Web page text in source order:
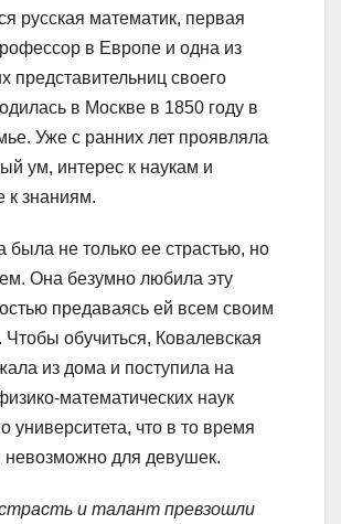
русская математик, первая
в Европе и одна из
представительниц своего
в Москве в 1850 году в
Уже с ранних лет проявляла
ум, интерес к наукам и
к знаниям.
была не только ее страстью, но
Она безумно любила эту
предаваясь ей всем своим
обучиться, Ковалевская
из дома и поступила на
математических наук
университета, что в то время
невозможно для девушек.
и талант превзошли